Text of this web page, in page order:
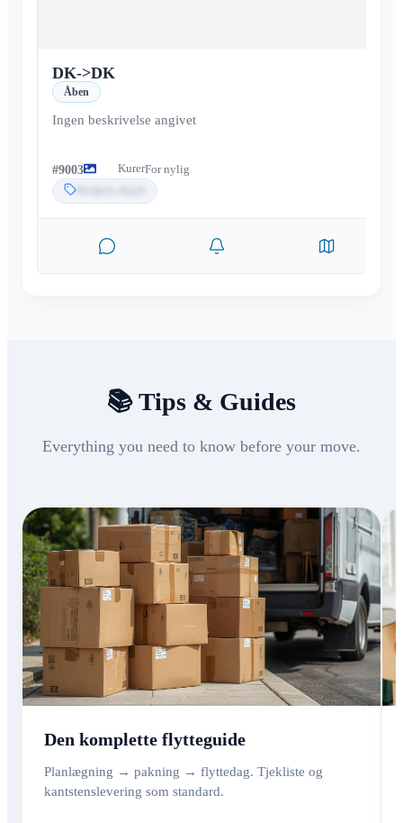
DK->DK
Åben
Ingen beskrivelse angivet
#9003 KurerFor nylig
📚 Tips & Guides
Everything you need to know before your move.
Den komplette flytteguide
Planlægning → pakning → flyttedag. Tjekliste og
kantstenslevering som standard.